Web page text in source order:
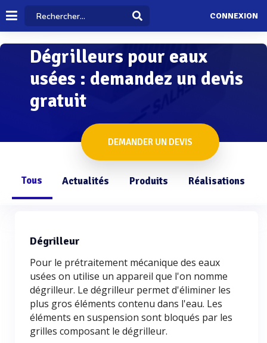
CONNEXION
Dégrilleurs pour eaux
usées : demandez un devis
gratuit
DEMANDER UN DEVIS
Tous Actualités Produits Réalisations
Dégrilleur
Pour le prétraitement mécanique des eaux
usées on utilise un appareil que l'on nomme
dégrilleur. Le dégrilleur permet d'éliminer les
plus gros éléments contenu dans l'eau. Les
éléments en suspension sont bloqués par les
grilles composant le dégrilleur.